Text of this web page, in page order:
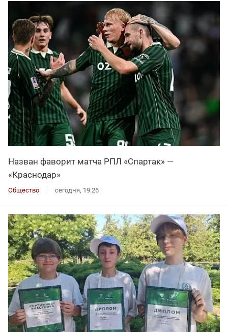
Назван фаворит матча РПЛ «Спартак» —
«Краснодар»
Общество сегодня, 19:26